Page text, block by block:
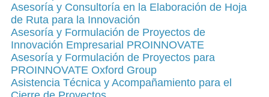
Asesoría y Consultoría en la Elaboración de Hoja
de Ruta para la Innovación
Asesoría y Formulación de Proyectos de
Innovación Empresarial PROINNOVATE
Asesoría y Formulación de Proyectos para
PROINNOVATE Oxford Group
Asistencia Técnica y Acompañamiento para el